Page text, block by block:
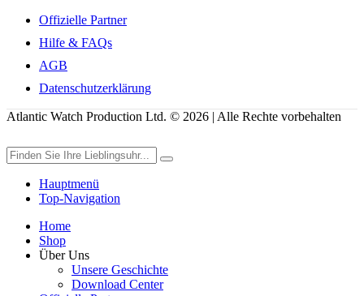
Offizielle Partner
Hilfe & FAQs
AGB
Datenschutzerklärung
Atlantic Watch Production Ltd. © 2026 | Alle Rechte vorbehalten
Hauptmenü
Top-Navigation
Home
Shop
Über Uns
Unsere Geschichte
Download Center